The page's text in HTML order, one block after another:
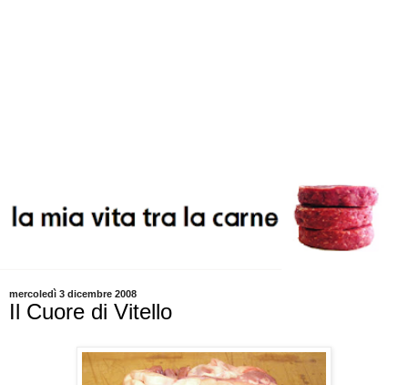
mercoledì 3 dicembre 2008
Il Cuore di Vitello